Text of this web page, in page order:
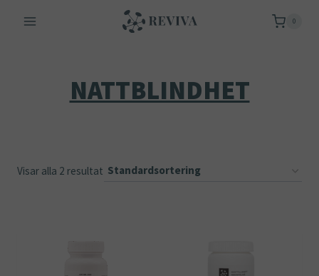
0
NATTBLINDHET
Visar alla 2 resultat